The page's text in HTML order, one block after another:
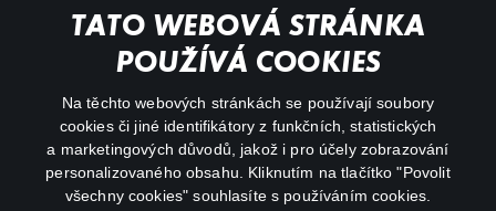
TATO WEBOVÁ STRÁNKA
POUŽÍVÁ COOKIES
Na těchto webových stránkách se používají soubory
cookies či jiné identifikátory z funkčních, statistických
a marketingových důvodů, jakož i pro účely zobrazování
personalizovaného obsahu. Kliknutím na tlačítko "Povolit
všechny cookies" souhlasíte s používáním cookies.
Můj účet
Důležité odkazy
facebookinstagram
youtube